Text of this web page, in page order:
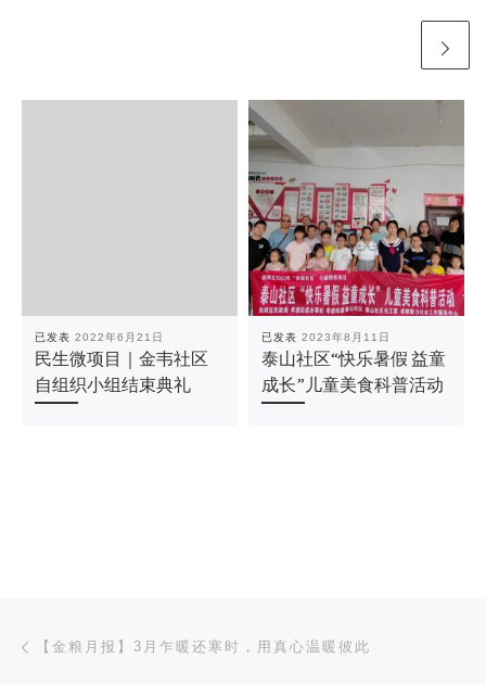
已发表 2022年6月21日
民生微项目｜金韦社区
自组织小组结束典礼
已发表 2023年8月11日
泰山社区“快乐暑假 益童
成长”儿童美食科普活动
文章导航
【金粮月报】3月乍暖还寒时，用真心温暖彼此